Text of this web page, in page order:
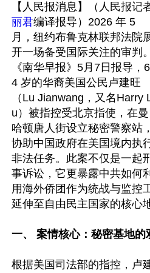
【人民报消息】（人民报记
丽君编译报导）2026 年 5
月，纽约布鲁克林联邦法院
开一场备受国际关注的审判。
《南华早报》5月7日报导，6
4 岁的华裔美国公民卢建旺
（Lu Jianwang，又名Harry
u）被指控受北京指使，在曼
哈顿唐人街设立秘密警察站，
协助中国政府在美国境内执
非法任务。此案不仅是一起
事诉讼，它更暴露中共如何利
用海外侨团作为统战与监控
延伸至自由民主国家的核心
一、 案情核心：秘密基地的
根据美国司法部的指控，卢